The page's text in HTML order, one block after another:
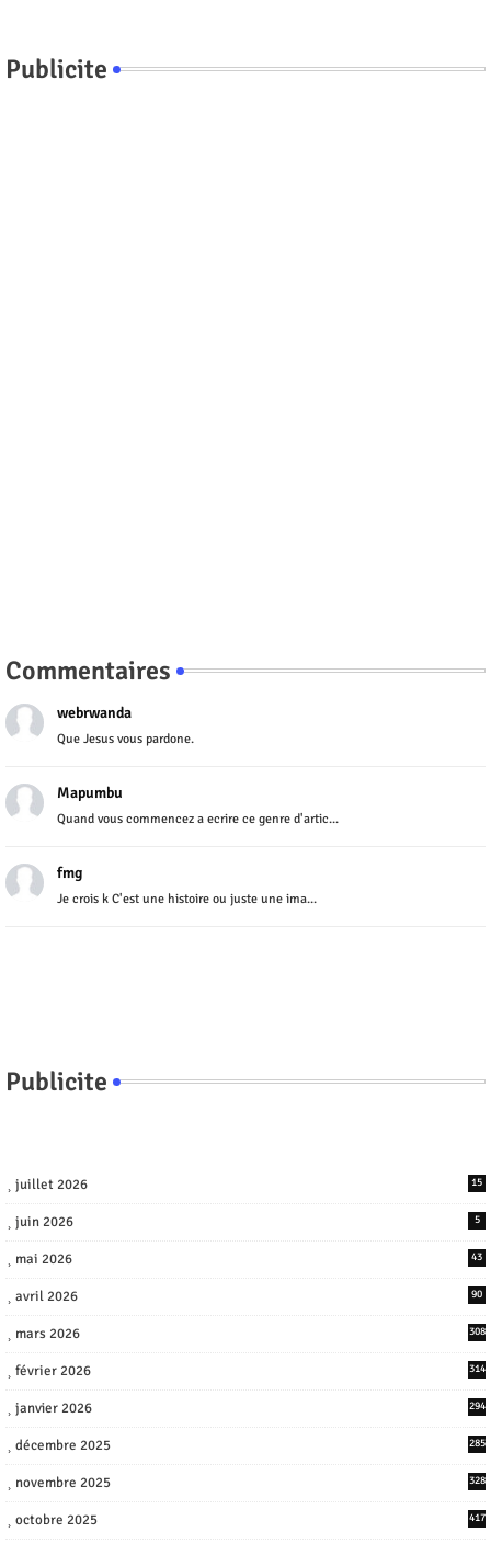
Publicite
Commentaires
webrwanda
Que Jesus vous pardone.
Mapumbu
Quand vous commencez a ecrire ce genre d'artic...
fmg
Je crois k C'est une histoire ou juste une ima...
Publicite
juillet 2026 15
juin 2026 5
mai 2026 43
avril 2026 90
mars 2026 308
février 2026 314
janvier 2026 294
décembre 2025 285
novembre 2025 328
octobre 2025 417